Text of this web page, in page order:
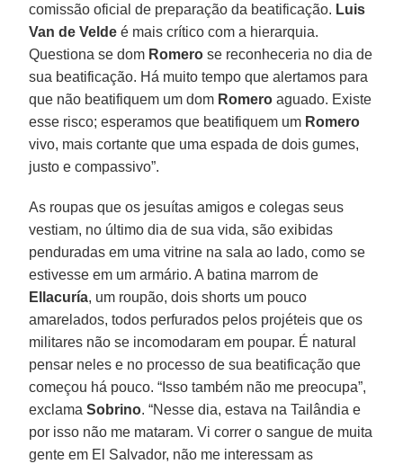
comissão oficial de preparação da beatificação. Luis
Van de Velde é mais crítico com a hierarquia.
Questiona se dom Romero se reconheceria no dia de
sua beatificação. Há muito tempo que alertamos para
que não beatifiquem um dom Romero aguado. Existe
esse risco; esperamos que beatifiquem um Romero
vivo, mais cortante que uma espada de dois gumes,
justo e compassivo”.
As roupas que os jesuítas amigos e colegas seus
vestiam, no último dia de sua vida, são exibidas
penduradas em uma vitrine na sala ao lado, como se
estivesse em um armário. A batina marrom de
Ellacuría, um roupão, dois shorts um pouco
amarelados, todos perfurados pelos projéteis que os
militares não se incomodaram em poupar. É natural
pensar neles e no processo de sua beatificação que
começou há pouco. “Isso também não me preocupa”,
exclamaSobrino. “Nesse dia, estava na Tailândia e
por isso não me mataram. Vi correr o sangue de muita
gente em El Salvador, não me interessam as